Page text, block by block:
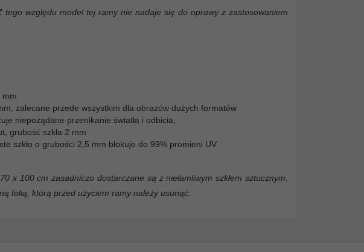
względu model tej ramy nie nadaje się do oprawy z zastosowaniem
mm
zalecane przede wszystkim dla obrazów dużych formatów
niepożądane przenikanie światła i odbicia,
grubość szkła 2 mm
szkło o grubości 2,5 mm blokuje do 99% promieni UV
x 100 cm zasadniczo dostarczane są z niełamliwym szkłem sztucznym.
folią, którą przed użyciem ramy należy usunąć.